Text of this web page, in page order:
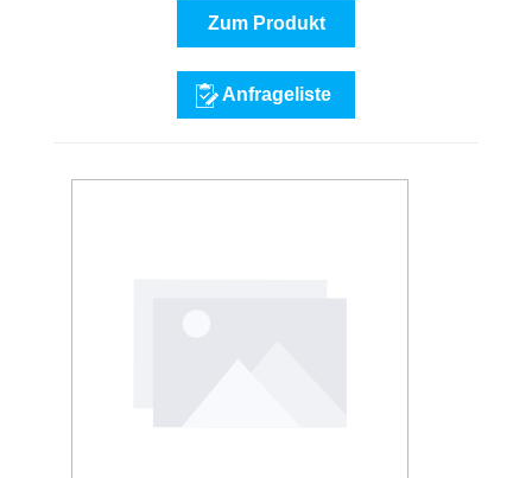
Zum Produkt
Anfrageliste